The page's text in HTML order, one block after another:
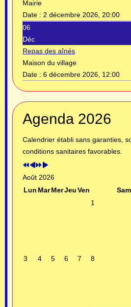
Mairie
Date : 2 décembre 2026, 20:00
06
Déc
Repas des aînés
Maison du village
Date : 6 décembre 2026, 12:00
Agenda 2026
Calendrier établi sans garanties,
conditions sanitaires favorables.
Année
précédente
précédent
suivante
suivant
Août 2026
Lun MarMerJeuVen Sam
1
3 4 5 6 7 8